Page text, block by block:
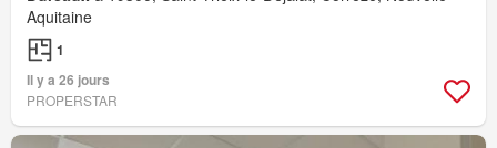
Aquitaine
1
Il y a 26 jours
PROPERSTAR